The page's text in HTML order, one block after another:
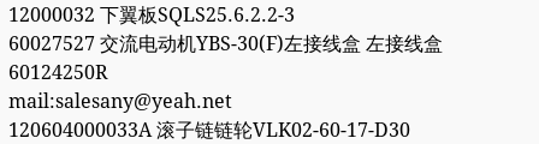
12000032 下翼板SQLS25.6.2.2-3
60027527 交流电动机YBS-30(F)左接线盒 左接线盒
60124250R
mail:salesany@yeah.net
120604000033A 滚子链链轮VLK02-60-17-D30